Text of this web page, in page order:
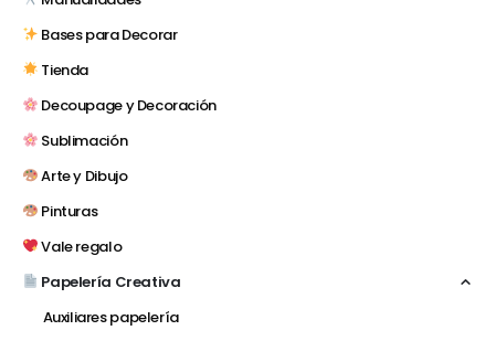
Bases para Decorar
Tienda
Decoupage y Decoración
Sublimación
Arte y Dibujo
Pinturas
Vale regalo
Papelería Creativa
Auxiliares papelería